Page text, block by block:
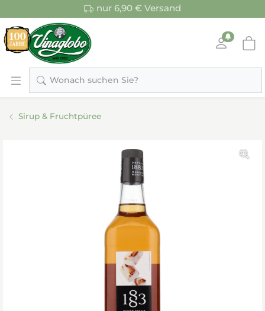
nur 6,90 € Versand
Wonach suchen Sie?
Sirup & Fruchtpüree